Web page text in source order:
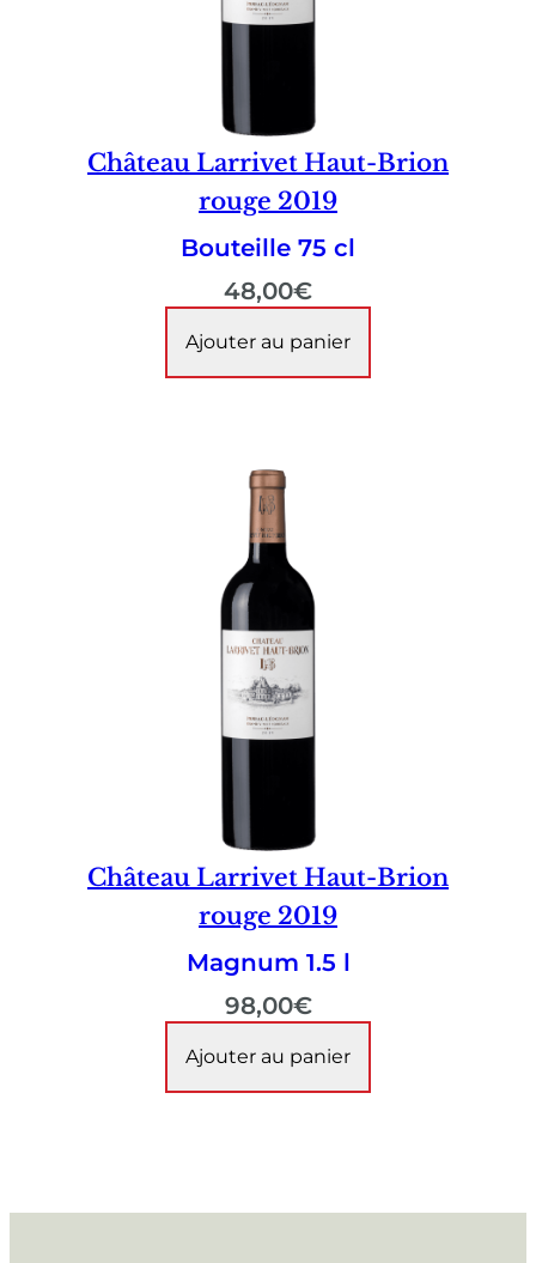
Château Larrivet Haut-Brion
rouge 2019
Bouteille 75 cl
48,00€
Ajouter au panier
Château Larrivet Haut-Brion
rouge 2019
Magnum 1.5 l
98,00€
Ajouter au panier